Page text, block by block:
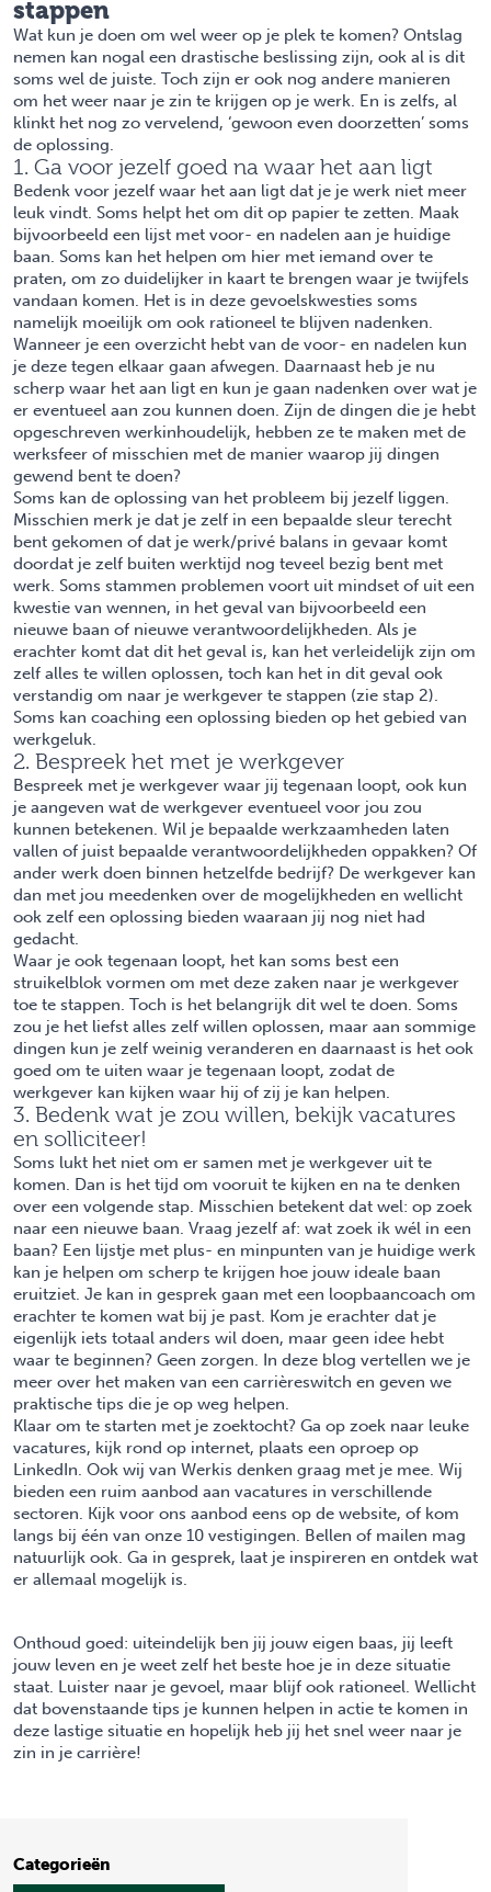
stappen
Wat kun je doen om wel weer op je plek te komen? Ontslag
nemen kan nogal een drastische beslissing zijn, ook al is dit
soms wel de juiste. Toch zijn er ook nog andere manieren
om het weer naar je zin te krijgen op je werk. En is zelfs, al
klinkt het nog zo vervelend, ‘gewoon even doorzetten’ soms
de oplossing.
1. Ga voor jezelf goed na waar het aan ligt
Bedenk voor jezelf waar het aan ligt dat je je werk niet meer
leuk vindt. Soms helpt het om dit op papier te zetten. Maak
bijvoorbeeld een lijst met voor- en nadelen aan je huidige
baan. Soms kan het helpen om hier met iemand over te
praten, om zo duidelijker in kaart te brengen waar je twijfels
vandaan komen. Het is in deze gevoelskwesties soms
namelijk moeilijk om ook rationeel te blijven nadenken.
Wanneer je een overzicht hebt van de voor- en nadelen kun
je deze tegen elkaar gaan afwegen. Daarnaast heb je nu
scherp waar het aan ligt en kun je gaan nadenken over wat je
er eventueel aan zou kunnen doen. Zijn de dingen die je hebt
opgeschreven werkinhoudelijk, hebben ze te maken met de
werksfeer of misschien met de manier waarop jij dingen
gewend bent te doen?
Soms kan de oplossing van het probleem bij jezelf liggen.
Misschien merk je dat je zelf in een bepaalde sleur terecht
bent gekomen of dat je werk/privé balans in gevaar komt
doordat je zelf buiten werktijd nog teveel bezig bent met
werk. Soms stammen problemen voort uit mindset of uit een
kwestie van wennen, in het geval van bijvoorbeeld een
nieuwe baan of nieuwe verantwoordelijkheden. Als je
erachter komt dat dit het geval is, kan het verleidelijk zijn om
zelf alles te willen oplossen, toch kan het in dit geval ook
verstandig om naar je werkgever te stappen (zie stap 2).
Soms kan coaching een oplossing bieden op het gebied van
werkgeluk.
2. Bespreek het met je werkgever
Bespreek met je werkgever waar jij tegenaan loopt, ook kun
je aangeven wat de werkgever eventueel voor jou zou
kunnen betekenen. Wil je bepaalde werkzaamheden laten
vallen of juist bepaalde verantwoordelijkheden oppakken? Of
ander werk doen binnen hetzelfde bedrijf? De werkgever kan
dan met jou meedenken over de mogelijkheden en wellicht
ook zelf een oplossing bieden waaraan jij nog niet had
gedacht.
Waar je ook tegenaan loopt, het kan soms best een
struikelblok vormen om met deze zaken naar je werkgever
toe te stappen. Toch is het belangrijk dit wel te doen. Soms
zou je het liefst alles zelf willen oplossen, maar aan sommige
dingen kun je zelf weinig veranderen en daarnaast is het ook
goed om te uiten waar je tegenaan loopt, zodat de
werkgever kan kijken waar hij of zij je kan helpen.
3. Bedenk wat je zou willen, bekijk vacatures
en solliciteer!
Soms lukt het niet om er samen met je werkgever uit te
komen. Dan is het tijd om vooruit te kijken en na te denken
over een volgende stap. Misschien betekent dat wel: op zoek
naar een nieuwe baan. Vraag jezelf af: wat zoek ik wél in een
baan? Een lijstje met plus- en minpunten van je huidige werk
kan je helpen om scherp te krijgen hoe jouw ideale baan
eruitziet. Je kan in gesprek gaan met een loopbaancoach om
erachter te komen wat bij je past. Kom je erachter dat je
eigenlijk iets totaal anders wil doen, maar geen idee hebt
waar te beginnen? Geen zorgen. In deze blog vertellen we je
meer over het maken van een carrièreswitch en geven we
praktische tips die je op weg helpen.
Klaar om te starten met je zoektocht? Ga op zoek naar leuke
vacatures, kijk rond op internet, plaats een oproep op
LinkedIn. Ook wij van Werkis denken graag met je mee. Wij
bieden een ruim aanbod aan vacatures in verschillende
sectoren. Kijk voor ons aanbod eens op de website, of kom
langs bij één van onze 10 vestigingen. Bellen of mailen mag
natuurlijk ook. Ga in gesprek, laat je inspireren en ontdek wat
er allemaal mogelijk is.
Onthoud goed: uiteindelijk ben jij jouw eigen baas, jij leeft
jouw leven en je weet zelf het beste hoe je in deze situatie
staat. Luister naar je gevoel, maar blijf ook rationeel. Wellicht
dat bovenstaande tips je kunnen helpen in actie te komen in
deze lastige situatie en hopelijk heb jij het snel weer naar je
zin in je carrière!
Categorieën